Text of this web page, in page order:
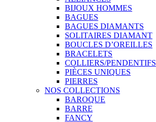
BIJOUX HOMMES
BAGUES
BAGUES DIAMANTS
SOLITAIRES DIAMANT
BOUCLES D’OREILLES
BRACELETS
COLLIERS/PENDENTIFS
PIÈCES UNIQUES
PIERRES
NOS COLLECTIONS
BAROQUE
BARRE
FANCY